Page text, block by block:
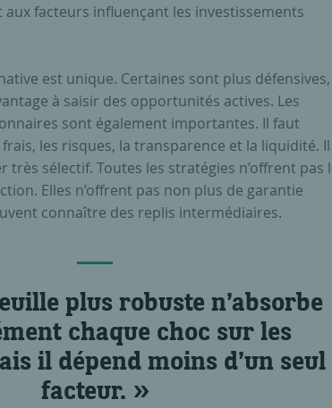
facteurs influençant les investissements
est unique. Certaines sont plus défensives,
à saisir des opportunités actives. Les
sont également importantes. Il faut
les risques, la transparence et la liquidité. Il
très sélectif. Toutes les stratégies n’offrent pas
Elles n’offrent pas non plus de garantie
connaître des replis intermédiaires.
plus robuste n’absorbe
chaque choc sur les
il dépend moins d’un seul
facteur.